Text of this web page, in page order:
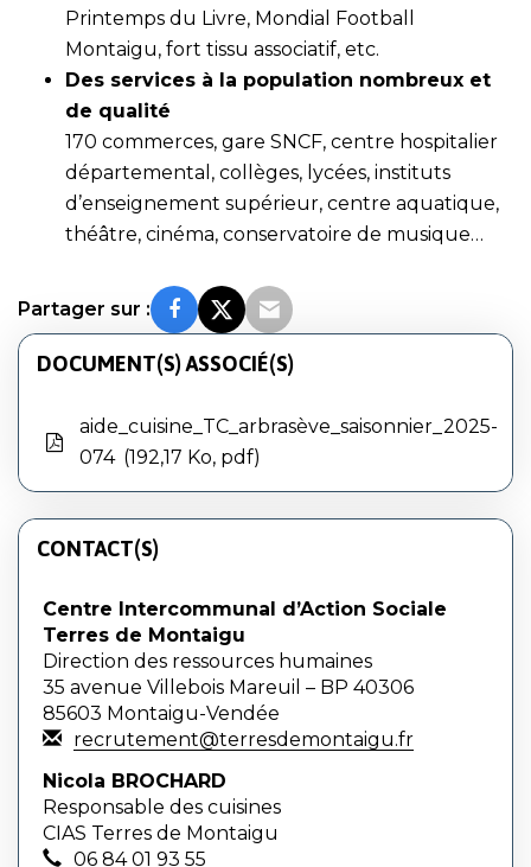
Printemps du Livre, Mondial Football
Montaigu, fort tissu associatif, etc.
Des services à la population nombreux et
de qualité
170 commerces, gare SNCF, centre hospitalier
départemental, collèges, lycées, instituts
d’enseignement supérieur, centre aquatique,
théâtre, cinéma, conservatoire de musique…
Partager sur :
DOCUMENT(S) ASSOCIÉ(S)
aide_cuisine_TC_arbrasève_saisonnier_2025-
074 192,17 Ko, pdf
CONTACT(S)
Centre Intercommunal d’Action Sociale
Terres de Montaigu
Direction des ressources humaines
35 avenue Villebois Mareuil – BP 40306
85603 Montaigu-Vendée
recrutement@terresdemontaigu.fr
Nicola BROCHARD
Responsable des cuisines
CIAS Terres de Montaigu
06 84 01 93 55